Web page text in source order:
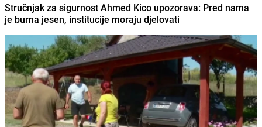
Stručnjak za sigurnost Ahmed Kico upozorava: Pred nama
je burna jesen, institucije moraju djelovati